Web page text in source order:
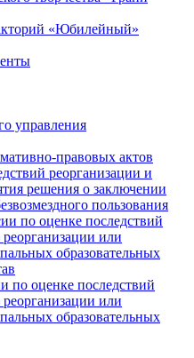
«Юбилейный»
управления
правовых актов
реорганизации и
решения о заключении
пользования
по оценке последствий
или
образовательных
по оценке последствий
или
образовательных